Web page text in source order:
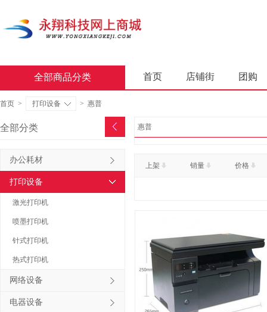
全部商品分类 首页 店铺街 团购
屏风类
轻金属床类 木制床类
台式计算机（含一体机台式
金属骨架为主的椅凳类
其他床类 竹制、藤制
木制台、桌类 钢塑台、
首页 > 打印设备 > 惠普
全部分类
办公耗材
打印设备
激光打印机
喷墨打印机
针式打印机
热式打印机
网络设备
电器设备
惠普
上架 销量 价格